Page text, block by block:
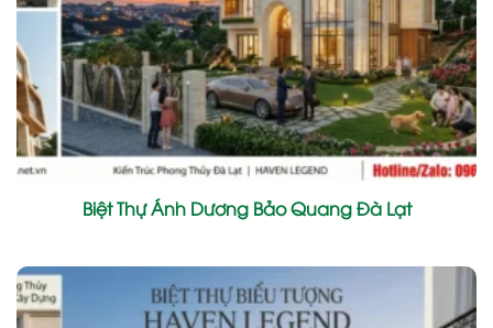
Biệt Thự Ánh Dương Bảo Quang Đà Lạt